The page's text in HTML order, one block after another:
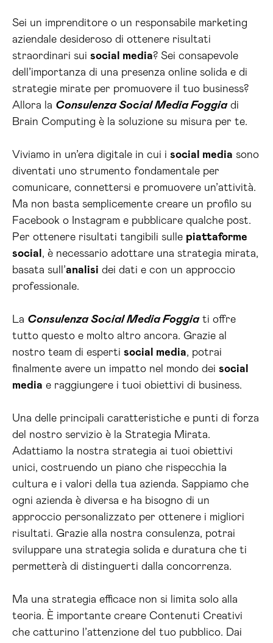
Sei un imprenditore o un responsabile marketing
aziendale desideroso di ottenere risultati
straordinari sui social media? Sei consapevole
dell’importanza di una presenza online solida e di
strategie mirate per promuovere il tuo business?
Allora la Consulenza Social Media Foggiadi
Brain Computing è la soluzione su misura per te.
Viviamo in un’era digitale in cui i social media sono
diventati uno strumento fondamentale per
comunicare, connettersi e promuovere un’attività.
Ma non basta semplicemente creare un profilo su
Facebook o Instagram e pubblicare qualche post.
Per ottenere risultati tangibili sulle piattaforme
social , è necessario adottare una strategia mirata,
basata sull’analisi dei dati e con un approccio
professionale.
La Consulenza Social Media Foggiati offre
tutto questo e molto altro ancora. Grazie al
nostro team di esperti social media, potrai
finalmente avere un impatto nel mondo dei social
media e raggiungere i tuoi obiettivi di business.
Una delle principali caratteristiche e punti di forza
del nostro servizio è la Strategia Mirata.
Adattiamo la nostra strategia ai tuoi obiettivi
unici, costruendo un piano che rispecchia la
cultura e i valori della tua azienda. Sappiamo che
ogni azienda è diversa e ha bisogno di un
approccio personalizzato per ottenere i migliori
risultati. Grazie alla nostra consulenza, potrai
sviluppare una strategia solida e duratura che ti
permetterà di distinguerti dalla concorrenza.
Ma una strategia efficace non si limita solo alla
teoria. È importante creare Contenuti Creativi
che catturino l’attenzione del tuo pubblico. Dai